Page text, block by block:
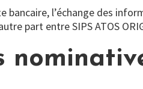
bancaire, l’échange des
part entre SIPS ATOS